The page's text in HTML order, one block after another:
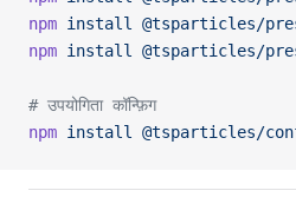
npm install
@tsparticles/
npm install @tsparticles/
# उपयोगिता कॉन्फ़िग
npm install @tsparticles/